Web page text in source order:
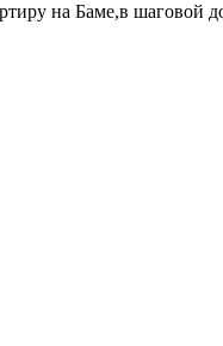
на Баме,в шаговой